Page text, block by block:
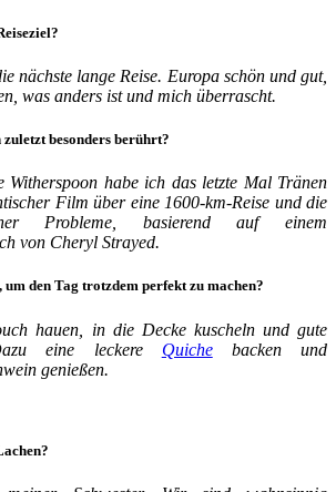
nächste lange Reise. Europa schön und gut,
was anders ist und mich überrascht.
besonders berührt?
Witherspoon habe ich das letzte Mal Tränen
Film über eine 1600-km-Reise und die
Probleme, basierend auf einem
von Cheryl Strayed.
um den Tag trotzdem perfekt zu machen?
hauen, in die Decke kuscheln und gute
eine leckere Quichebacken und
genießen.